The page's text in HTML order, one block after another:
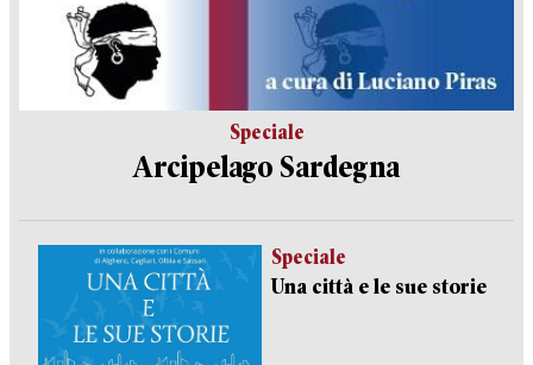
Speciale
Arcipelago Sardegna
Speciale
Una città e le sue storie